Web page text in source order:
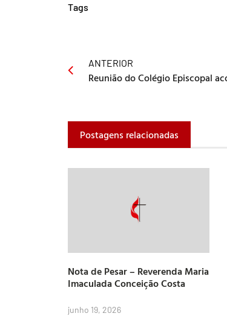
Tags
ANTERIOR
Postagens relacionadas
Nota de Pesar – Reverenda Maria
Imaculada Conceição Costa
junho 19, 2026